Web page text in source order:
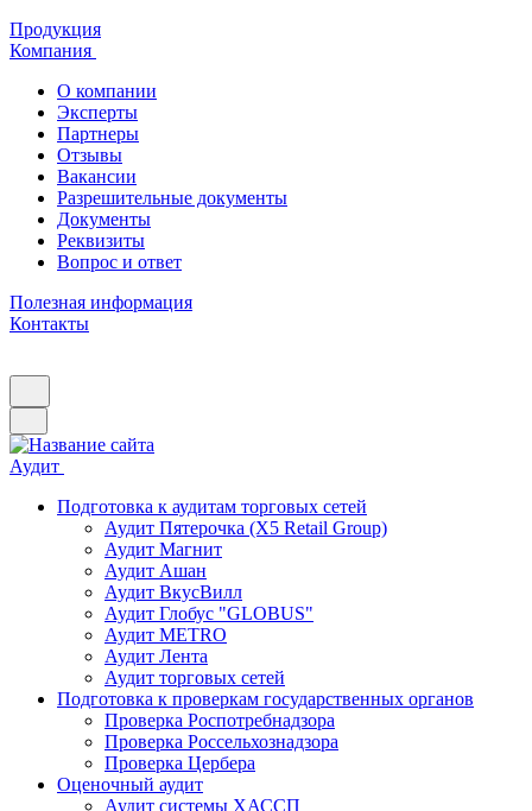
Продукция
Компания
О компании
Эксперты
Партнеры
Отзывы
Вакансии
Разрешительные документы
Документы
Реквизиты
Вопрос и ответ
Полезная информация
Контакты
Аудит
Подготовка к аудитам торговых сетей
Аудит Пятерочка (X5 Retail Group)
Аудит Магнит
Аудит Ашан
Аудит ВкусВилл
Аудит Глобус "GLOBUS"
Аудит METRO
Аудит Лента
Аудит торговых сетей
Подготовка к проверкам государственных органов
Проверка Роспотребнадзора
Проверка Россельхознадзора
Проверка Цербера
Оценочный аудит
Аудит системы ХАССП